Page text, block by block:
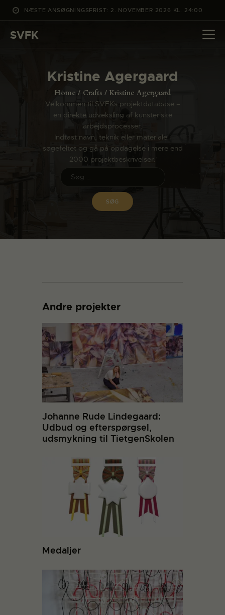
NÆSTE ANSØGNINGSFRIST: 2. NOVEMBER 2026 KL. 24:00
SVFK
Kristine Agergaard
Home Crafts Kristine Agergaard
Velkommen til SVFKs projektdatabase –
en direkte udveksling af kunsteriske
arbejdsprocesser.
Indtast navn, teknik eller materiale i
søgefeltet og gå på opdagelse i mere end
2000 projektbeskrivelser.
DET SKER
CHANNEL
ANSØG
OM SVFK
ENGLISH
Andre projekter
Johanne Rude Lindegaard:
Udbud og efterspørgsel,
udsmykning til TietgenSkolen
Medaljer